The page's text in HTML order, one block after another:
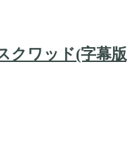
クワッド(字幕